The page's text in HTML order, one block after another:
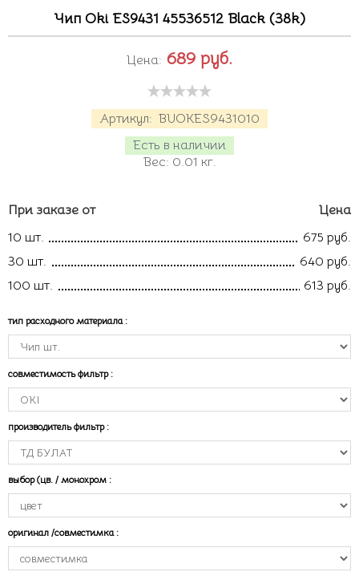
Чип Oki ES9431 45536512 Black (38k)
Артикул: BUOKES9431010
Есть в наличии
Вес: 0.01 кг.
Цена: 689 руб.
При заказе от
Цена
10 шт.
675 руб.
30 шт.
640 руб.
100 шт.
613 руб.
тип расходного материала :
совместимость фильтр :
производитель фильтр :
выбор (цв. / монохром :
оригинал /совместимка :